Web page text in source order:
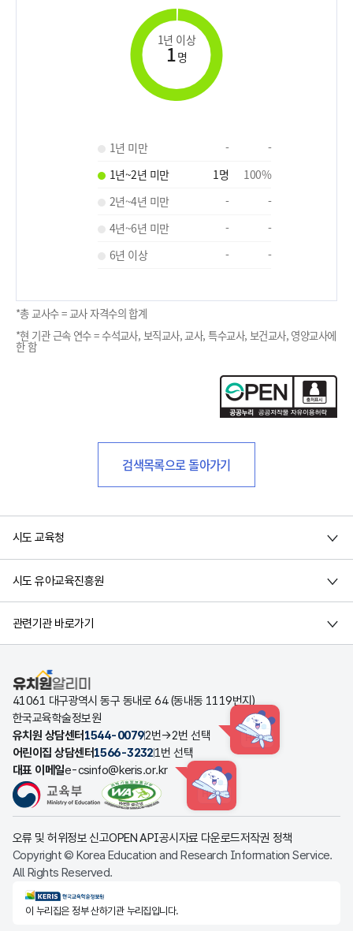
1년 이상
1명
1년 미만 -
-
1년~2년 미만
1명 100%
2년~4년 미만
-
-
4년~6년 미만
-
-
6년 이상
- -
*총 교사수 = 교사 자격수의 합계
*현 기관 근속 연수 = 수석교사, 보직교사, 교사, 특수교사, 보건교사, 영양교사에
한 함
검색목록으로 돌아가기
시도 교육청
시도 유아교육진흥원
관련기관 바로가기
유치원알리미
41061 대구광역시 동구 동내로 64 (동내동 1119번지)
한국교육학술정보원
유치원 상담센터 1544-00792번→2번 선택 HINT
어린이집 상담센터1566-32321번 선택
대표 이메일e-csinfo@keris.or.kr
HINT
오류 및 허위정보 신고OPEN API공시자료 다운로드저작권 정책
Copyright © Korea Education and Research Information Service.
All Rights Reserved.
KERIS한국교육학술정보원
이 누리집은 정부 산하기관 누리집입니다.